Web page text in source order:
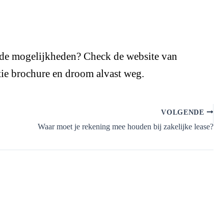
mogelijkheden? Check de website van
brochure en droom alvast weg.
VOLGENDE
Waar moet je rekening mee houden bij zakelijke lease?